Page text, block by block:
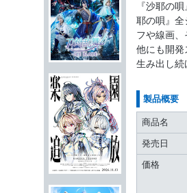
『沙耶の
耶の唄』全
フや線画、
他にも開発
生み出し続
製品概要
商品名
発売日
価格